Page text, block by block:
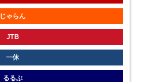
じゃらん
JTB
一休
るるぶ